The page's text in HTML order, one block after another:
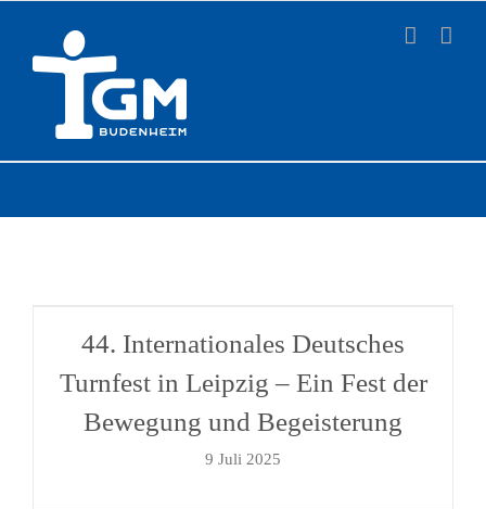
Inhalt
44. Internationales Deutsches
Turnfest in Leipzig – Ein Fest der
Bewegung und Begeisterung
9 Juli 2025